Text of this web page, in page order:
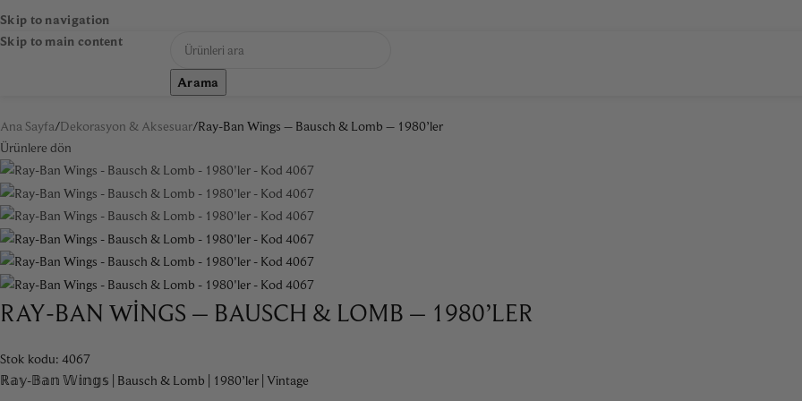
Skip to navigation
Skip to main content
Arama
Ana Sayfa Dekorasyon & Aksesuar Ray-Ban Wings – Bausch & Lomb – 1980’ler
Ürünlere dön
RAY-BAN WINGS – BAUSCH & LOMB – 1980’LER
Stok kodu: 4067
ℝ𝕒𝕪-𝔹𝕒𝕟 𝕎𝕚𝕟𝕘𝕤 | Bausch & Lomb | 1980’ler | Vintage